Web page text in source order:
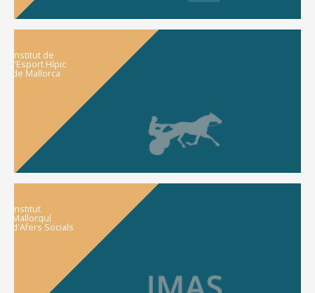
Institut de
l'Esport Hípic
de Mallorca
Institut
Mallorquí
d'Afers Socials